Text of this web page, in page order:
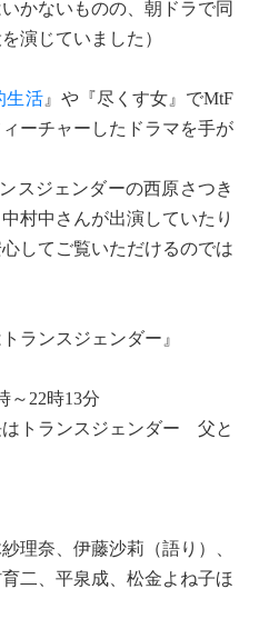
かないものの、朝ドラで同
演じていました）
生活』や『尽くす女』でMtF
ーチャーしたドラマを手が
スジェンダーの西原さつき
村中さんが出演していたり
してご覧いただけるのでは
ランスジェンダー』
～22時13分
はトランスジェンダー 父と
理奈、伊藤沙莉（語り）、
二、平泉成、松金よね子ほ